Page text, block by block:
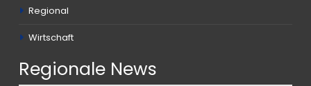
Regional
Wirtschaft
Regionale News